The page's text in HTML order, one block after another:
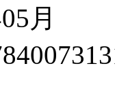
月